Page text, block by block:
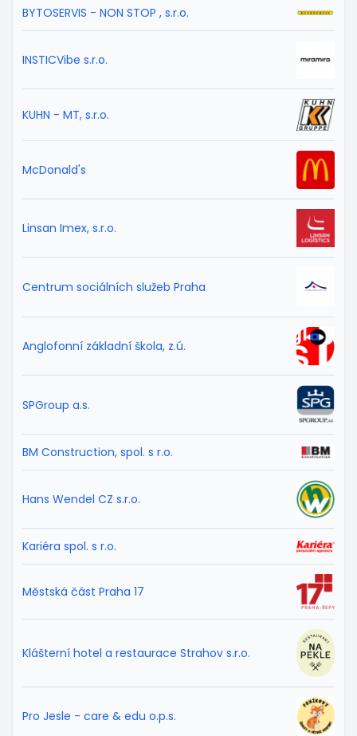
BYTOSERVIS - NON STOP , s.r.o.
INSTICVibe s.r.o.
KUHN - MT, s.r.o.
McDonald's
Linsan Imex, s.r.o.
Centrum sociálních služeb Praha
Anglofonní základní škola, z.ú.
SPGroup a.s.
BM Construction, spol. s r.o.
Hans Wendel CZ s.r.o.
Kariéra spol. s r.o.
Městská část Praha 17
Klášterní hotel a restaurace Strahov s.r.o.
Pro Jesle - care & edu o.p.s.